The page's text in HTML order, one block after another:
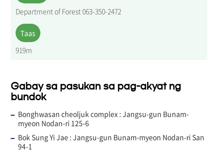
Department of Forest 063-350-2472
Taas
919m
Gabay sa pasukan sa pag-akyat ng
bundok
Bonghwasan cheoljuk complex : Jangsu-gun Bunam-
myeon Nodan-ri 125-6
Bok Sung Yi Jae : Jangsu-gun Bunam-myeon Nodan-ri San
94-1